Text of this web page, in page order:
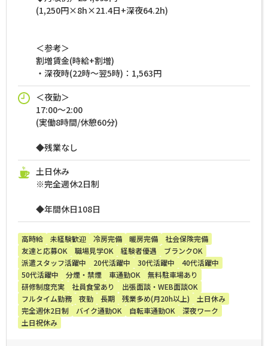
(1,250円×8h×21.4日+深夜64.2h)
＜参考＞
割増賃金(時給+割増)
・深夜時(22時～翌5時)：1,563円
＜夜勤＞
17:00～2:00
(実働8時間/休憩60分)
◆残業なし
土日休み
※完全週休2日制
◆年間休日108日
高時給 未経験歓迎 冷房完備 暖房完備
社会保険完備
友達と応募OK
職場見学OK 経験者優遇
ブランクOK
派遣スタッフ活躍中
20代活躍中 30代活躍中
40代活躍中
50代活躍中
分煙・禁煙 車通勤OK
無料駐車場あり
研修制度充実
社員食堂あり
出張面談・WEB面談OK
フルタイム勤務
夜勤 長期 残業多め(月20h以上)
土日休み
完全週休2日制
バイク通勤OK 自転車通勤OK
深夜ワーク
土日祝休み